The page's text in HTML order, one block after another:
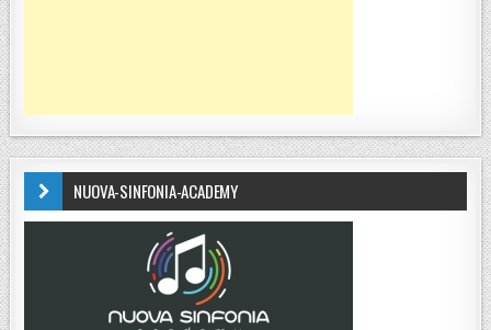
NUOVA-SINFONIA-ACADEMY